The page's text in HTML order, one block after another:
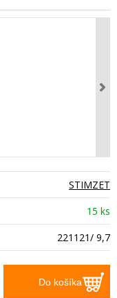
STIMZET
15 ks
221121/ 9,7
Do košíka